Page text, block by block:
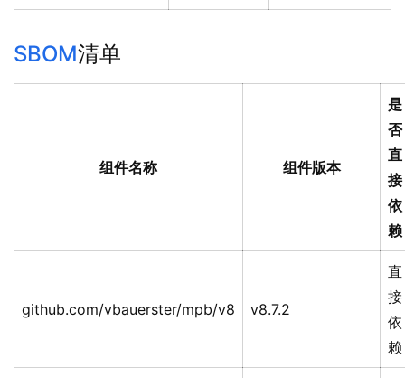
SBOM清单
组件名称 组件版本
是
否
直
接
依
赖
github.com/vbauerster/mpb/v8 v8.7.2
直
接
依
赖